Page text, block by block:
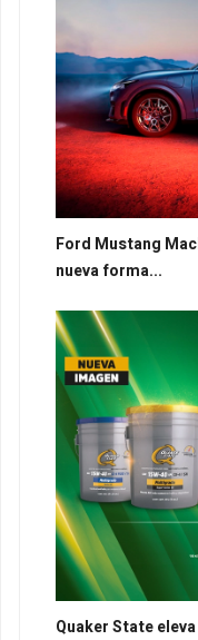
Ford Mustang
nueva forma...
Quaker State